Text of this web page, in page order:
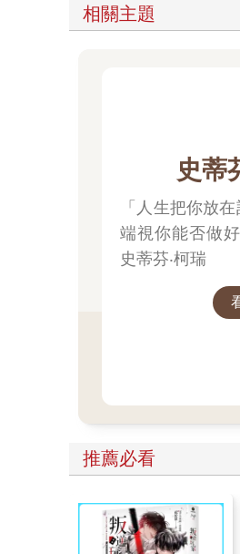
相關主題
史蒂
「人生把你放
端視你能否做
史蒂芬‧柯瑞
推薦必看